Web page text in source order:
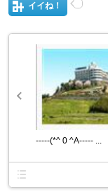
イイね！
-----(*^ 0 ^A----- ...